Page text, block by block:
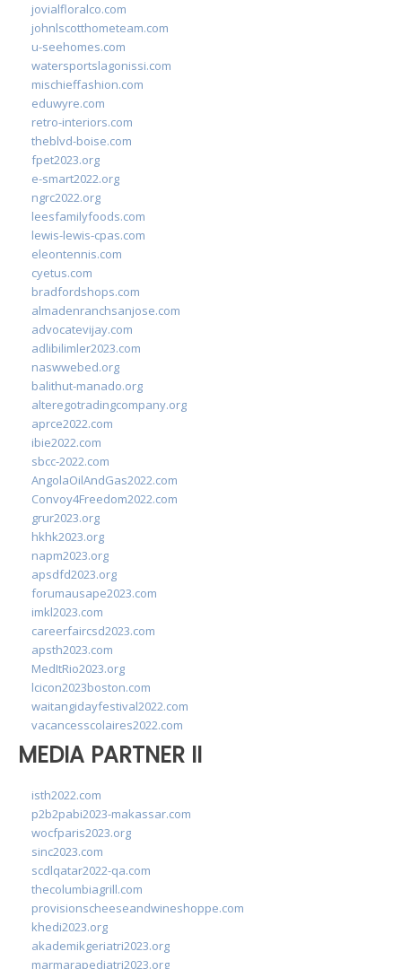
jovialfloralco.com
johnlscotthometeam.com
u-seehomes.com
watersportslagonissi.com
mischieffashion.com
eduwyre.com
retro-interiors.com
theblvd-boise.com
fpet2023.org
e-smart2022.org
ngrc2022.org
leesfamilyfoods.com
lewis-lewis-cpas.com
eleontennis.com
cyetus.com
bradfordshops.com
almadenranchsanjose.com
advocatevijay.com
adlibilimler2023.com
naswwebed.org
balithut-manado.org
alteregotradingcompany.org
aprce2022.com
ibie2022.com
sbcc-2022.com
AngolaOilAndGas2022.com
Convoy4Freedom2022.com
grur2023.org
hkhk2023.org
napm2023.org
apsdfd2023.org
forumausape2023.com
imkl2023.com
careerfaircsd2023.com
apsth2023.com
MedItRio2023.org
lcicon2023boston.com
waitangidayfestival2022.com
vacancesscolaires2022.com
MEDIA PARTNER II
isth2022.com
p2b2pabi2023-makassar.com
wocfparis2023.org
sinc2023.com
scdlqatar2022-qa.com
thecolumbiagrill.com
provisionscheeseandwineshoppe.com
khedi2023.org
akademikgeriatri2023.org
marmarapediatri2023.org